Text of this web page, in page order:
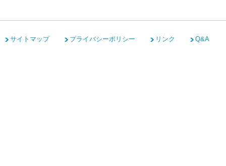
サイトマップ プライバシーポリシー リンク Q&A